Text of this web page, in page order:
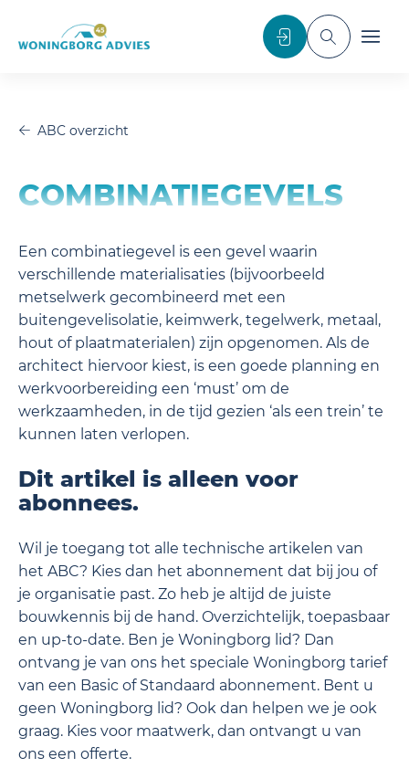
InloggenToggle
ABC overzicht
COMBINATIEGEVELS
Een combinatiegevel is een gevel waarin
verschillende materialisaties (bijvoorbeeld
metselwerk gecombineerd met een
buitengevelisolatie, keimwerk, tegelwerk, metaal,
hout of plaatmaterialen) zijn opgenomen. Als de
architect hiervoor kiest, is een goede planning en
werkvoorbereiding een ‘must’ om de
werkzaamheden, in de tijd gezien ‘als een trein’ te
kunnen laten verlopen.
Dit artikel is alleen voor
abonnees.
Wil je toegang tot alle technische artikelen van
het ABC? Kies dan het abonnement dat bij jou of
je organisatie past. Zo heb je altijd de juiste
bouwkennis bij de hand. Overzichtelijk, toepasbaar
en up-to-date. Ben je Woningborg lid? Dan
ontvang je van ons het speciale Woningborg tarief
van een Basic of Standaard abonnement. Bent u
geen Woningborg lid? Ook dan helpen we je ook
graag. Kies voor maatwerk, dan ontvangt u van
ons een offerte.